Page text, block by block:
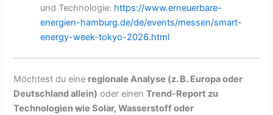
und Technologie: https://www.erneuerbare-
energien-hamburg.de/de/events/messen/smart-
energy-week-tokyo-2026.html
Möchtest du eine regionale Analyse (z. B. Europa oder
Deutschland allein) oder einenTrend‑Report zu
Technologien wie Solar, Wasserstoff oder